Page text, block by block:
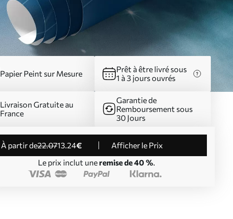
Papier Peint sur Mesure
Prêt à être livré sous
1 à 3 jours ouvrés
Livraison Gratuite au
France
Garantie de
Remboursement sous
30 Jours
à partir de22.0713.24€
Afficher le Prix
Le prix inclut une remise de 40 %.